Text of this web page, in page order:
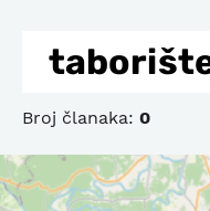
Broj članaka: 0